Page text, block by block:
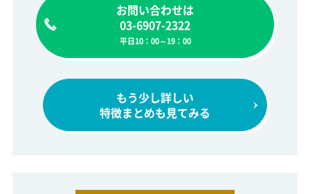
お問い合わせは
03-6907-2322
平日10：00～19：00
もう少し詳しい
特徴まとめも見てみる